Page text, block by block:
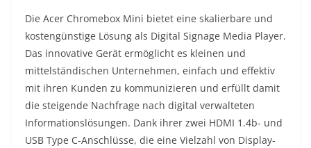
Die Acer Chromebox Mini bietet eine skalierbare und
kostengünstige Lösung als Digital Signage Media Player.
Das innovative Gerät ermöglicht es kleinen und
mittelständischen Unternehmen, einfach und effektiv
mit ihren Kunden zu kommunizieren und erfüllt damit
die steigende Nachfrage nach digital verwalteten
Informationslösungen. Dank ihrer zwei HDMI 1.4b- und
USB Type C-Anschlüsse, die eine Vielzahl von Display-